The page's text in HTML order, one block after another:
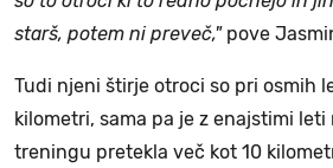
starš, potem ni preveč,"pove
Tudi njeni štirje otroci so pri osmih
kilometri, sama pa je z enajstimi
treningu pretekla več kot 10